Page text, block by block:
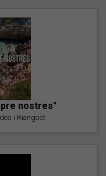
nostres"
i Riangost